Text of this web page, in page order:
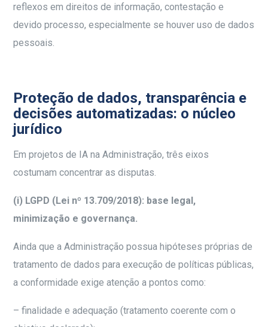
reflexos em direitos de informação, contestação e
devido processo, especialmente se houver uso de dados
pessoais.
Proteção de dados, transparência e
decisões automatizadas: o núcleo
jurídico
Em projetos de IA na Administração, três eixos
costumam concentrar as disputas.
(i) LGPD (Lei nº 13.709/2018): base legal,
minimização e governança.
Ainda que a Administração possua hipóteses próprias de
tratamento de dados para execução de políticas públicas,
a conformidade exige atenção a pontos como:
– finalidade e adequação (tratamento coerente com o